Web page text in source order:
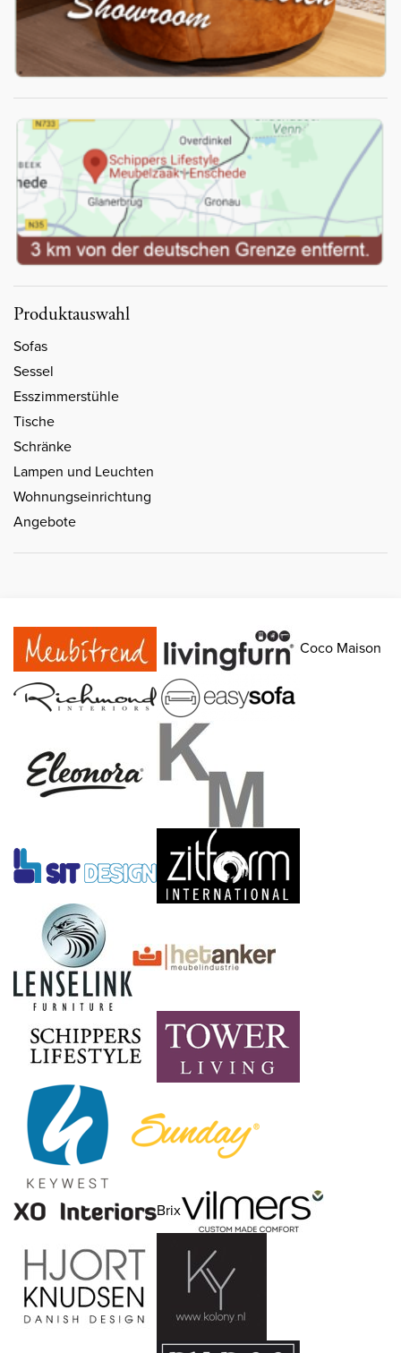
Produktauswahl
Sofas
Sessel
Esszimmerstühle
Tische
Schränke
Lampen und Leuchten
Wohnungseinrichtung
Angebote
Coco Maison
Brix